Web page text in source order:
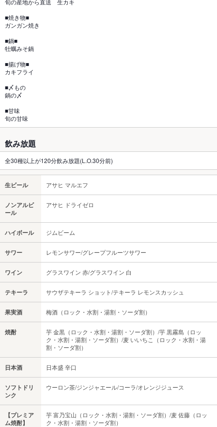
■焼き物■
ガンガン焼き
■鍋■
牡蠣みそ鍋
■揚げ物■
カキフライ
■〆もの
鍋の〆
■甘味
旬の甘味
飲み放題
全30種以上が120分飲み放題(L.O.30分前)
生ビール アサヒ マルエフ
ノンアルビ
ール
アサヒ ドライゼロ
ハイボール ジムビーム
サワー レモンサワー/グレープフルーツサワー
ワイン グラスワイン 赤/グラスワイン 白
テキーラ サウザテキーラ ショット/テキーラ レモンスカッシュ
果実酒 梅酒（ロック・水割・湯割・ソーダ割）
焼酎
芋 金黒（ロック・水割・湯割・ソーダ割）/芋 黒霧島（ロッ
ク・水割・湯割・ソーダ割）/麦 いいちこ（ロック・水割・湯
割・ソーダ割）
日本酒 日本盛 辛口
ソフトドリ
ンク
ウーロン茶/ジンジャエール/コーラ/オレンジジュース
【プレミア
ム焼酎】
芋 富乃宝山（ロック・水割・湯割・ソーダ割）/麦 佐藤（ロッ
ク・水割・湯割・ソーダ割）